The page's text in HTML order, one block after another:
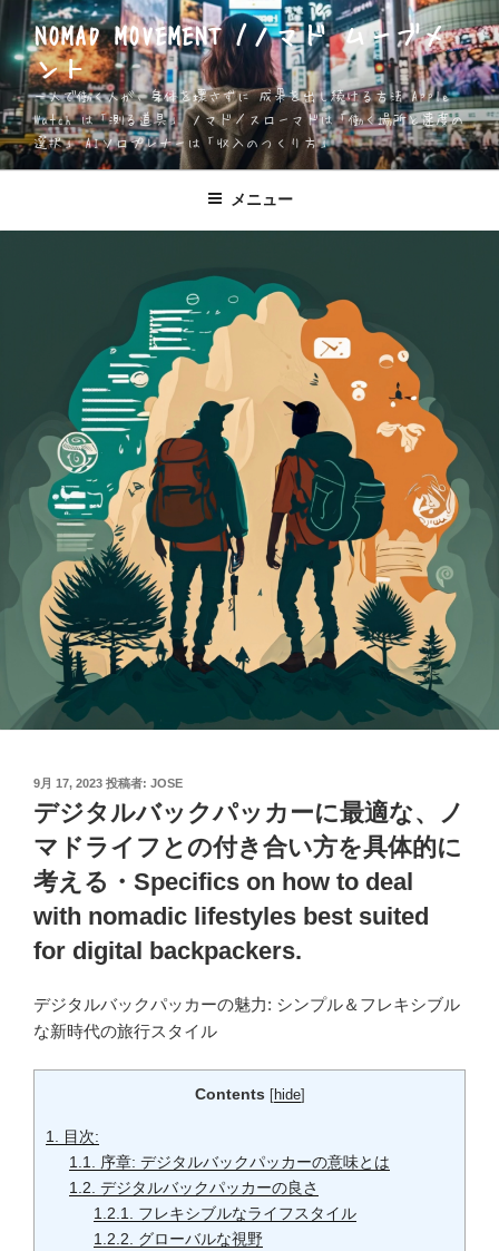
ン
テ
ン
ツ
へ
ス
NOMAD MOVEMENT /ノマド ムーブメ
ント
一人で働く人が、身体を壊さずに 成果を出し続ける方法 Apple
Watch は「測る道具」 ノマド／スローマドは「働く場所と速度の
選択」 AIソロプレナーは「収入のつくり方」
メニュー
投
稿
日:
9月 17, 2023 投稿者: JOSE
デジタルバックパッカーに最適な、ノ
マドライフとの付き合い方を具体的に
考える・Specifics on how to deal
with nomadic lifestyles best suited
for digital backpackers.
デジタルバックパッカーの魅力: シンプル＆フレキシブル
な新時代の旅行スタイル
Contents [hide]
1.
目次:
1.1.
序章: デジタルバックパッカーの意味とは
1.2. デジタルバックパッカーの良さ
1.2.1.
フレキシブルなライフスタイル
1.2.2.
グローバルな視野